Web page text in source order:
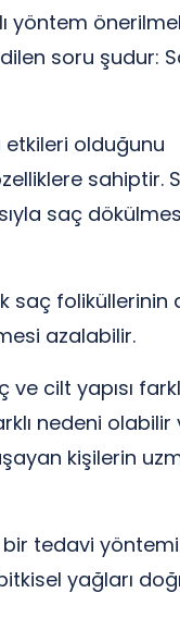
yöntem
soru şudur:
etkileri olduğunu
sahiptir.
saç
saç foliküllerinin
azalabilir.
cilt yapısı
nedeni olabilir
kişilerin
bir tedavi yöntemi
yağları